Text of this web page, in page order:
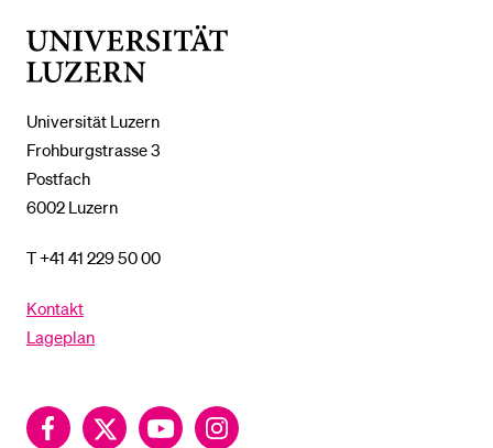
Universität Luzern
Frohburgstrasse 3
Postfach
6002 Luzern
T +41 41 229 50 00
Kontakt
Lageplan
FacebookTwitter YouTubeInstagram